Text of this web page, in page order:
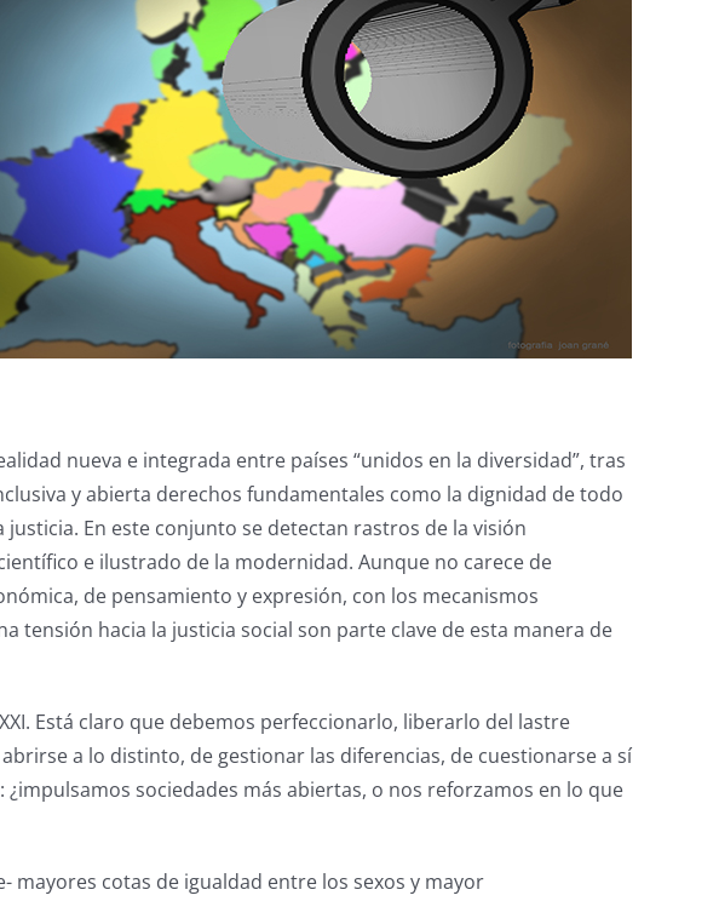
nueva e integrada entre países “unidos en la diversidad”, tras
y abierta derechos fundamentales como la dignidad de todo
En este conjunto se detectan rastros de la visión
e ilustrado de la modernidad. Aunque no carece de
de pensamiento y expresión, con los mecanismos
tensión hacia la justicia social son parte clave de esta manera de
Está claro que debemos perfeccionarlo, liberarlo del lastre
a lo distinto, de gestionar las diferencias, de cuestionarse a sí
sociedades más abiertas, o nos reforzamos en lo que
mayores cotas de igualdad entre los sexos y mayor